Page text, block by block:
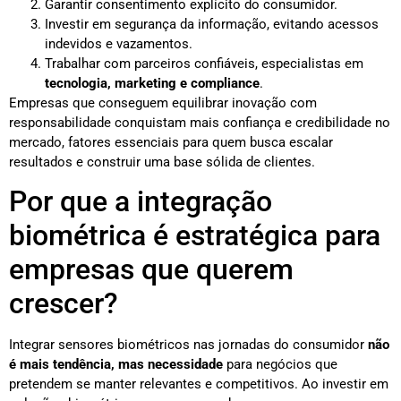
Garantir consentimento explícito do consumidor.
Investir em segurança da informação, evitando acessos
indevidos e vazamentos.
Trabalhar com parceiros confiáveis, especialistas em
tecnologia, marketing e compliance.
Empresas que conseguem equilibrar inovação com
responsabilidade conquistam mais confiança e credibilidade no
mercado, fatores essenciais para quem busca escalar
resultados e construir uma base sólida de clientes.
Por que a integração
biométrica é estratégica para
empresas que querem
crescer?
Integrar sensores biométricos nas jornadas do consumidor não
é mais tendência, mas necessidade para negócios que
pretendem se manter relevantes e competitivos. Ao investir em